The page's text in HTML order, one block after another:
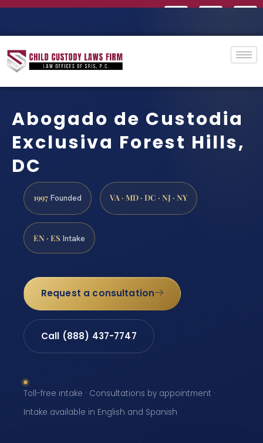
Abogado de Custodia
Exclusiva Forest Hills,
DC
1997 Founded VA · MD · DC · NJ · NY
EN · ES Intake
Request a consultation
Call (888) 437-7747
Toll-free intake · Consultations by appointment ·
Intake available in English and Spanish